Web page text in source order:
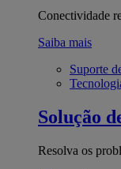
Conectividade
Saiba mais
Suporte
Solução
Resolva os